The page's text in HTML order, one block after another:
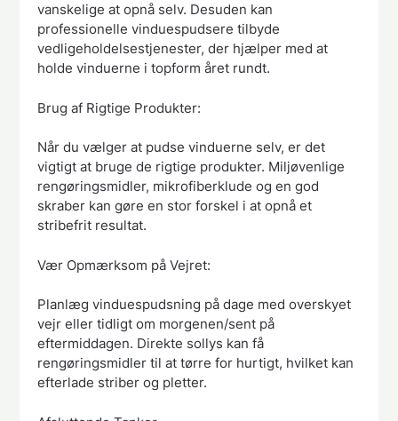
vanskelige at opnå selv. Desuden kan
professionelle vinduespudsere tilbyde
vedligeholdelsestjenester, der hjælper med at
holde vinduerne i topform året rundt.
Brug af Rigtige Produkter:
Når du vælger at pudse vinduerne selv, er det
vigtigt at bruge de rigtige produkter. Miljøvenlige
rengøringsmidler, mikrofiberklude og en god
skraber kan gøre en stor forskel i at opnå et
stribefrit resultat.
Vær Opmærksom på Vejret:
Planlæg vinduespudsning på dage med overskyet
vejr eller tidligt om morgenen/sent på
eftermiddagen. Direkte sollys kan få
rengøringsmidler til at tørre for hurtigt, hvilket kan
efterlade striber og pletter.